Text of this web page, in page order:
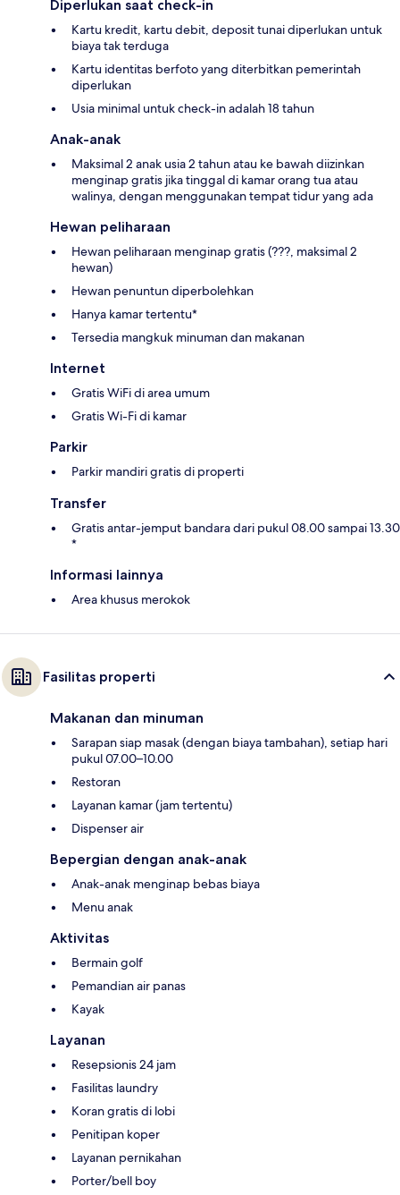
Diperlukan saat check-in
Kartu kredit, kartu debit, deposit tunai diperlukan untuk
biaya tak terduga
Kartu identitas berfoto yang diterbitkan pemerintah
diperlukan
Usia minimal untuk check-in adalah 18 tahun
Anak-anak
Maksimal 2 anak usia 2 tahun atau ke bawah diizinkan
menginap gratis jika tinggal di kamar orang tua atau
walinya, dengan menggunakan tempat tidur yang ada
Hewan peliharaan
Hewan peliharaan menginap gratis (???, maksimal 2
hewan)
Hewan penuntun diperbolehkan
Hanya kamar tertentu*
Tersedia mangkuk minuman dan makanan
Internet
Gratis WiFi di area umum
Gratis Wi-Fi di kamar
Parkir
Parkir mandiri gratis di properti
Transfer
Gratis antar-jemput bandara dari pukul 08.00 sampai 13.30
*
Informasi lainnya
Area khusus merokok
Fasilitas properti
Makanan dan minuman
Sarapan siap masak (dengan biaya tambahan), setiap hari
pukul 07.00–10.00
Restoran
Layanan kamar (jam tertentu)
Dispenser air
Bepergian dengan anak-anak
Anak-anak menginap bebas biaya
Menu anak
Aktivitas
Bermain golf
Pemandian air panas
Kayak
Layanan
Resepsionis 24 jam
Fasilitas laundry
Koran gratis di lobi
Penitipan koper
Layanan pernikahan
Porter/bell boy